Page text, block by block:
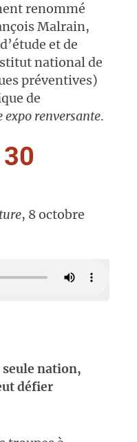
renommé
Malrain,
et de
national de
préventives)
de
expo renversante.
, 8 octobre
nation,
défier